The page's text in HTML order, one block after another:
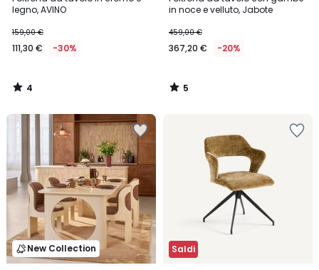
legno, AVINO
159,00 €
111,30 € -30%
5
4
/
in noce e velluto, Jabote
459,00 €
367,20 € -20%
5
5
/
New Collection Saldi